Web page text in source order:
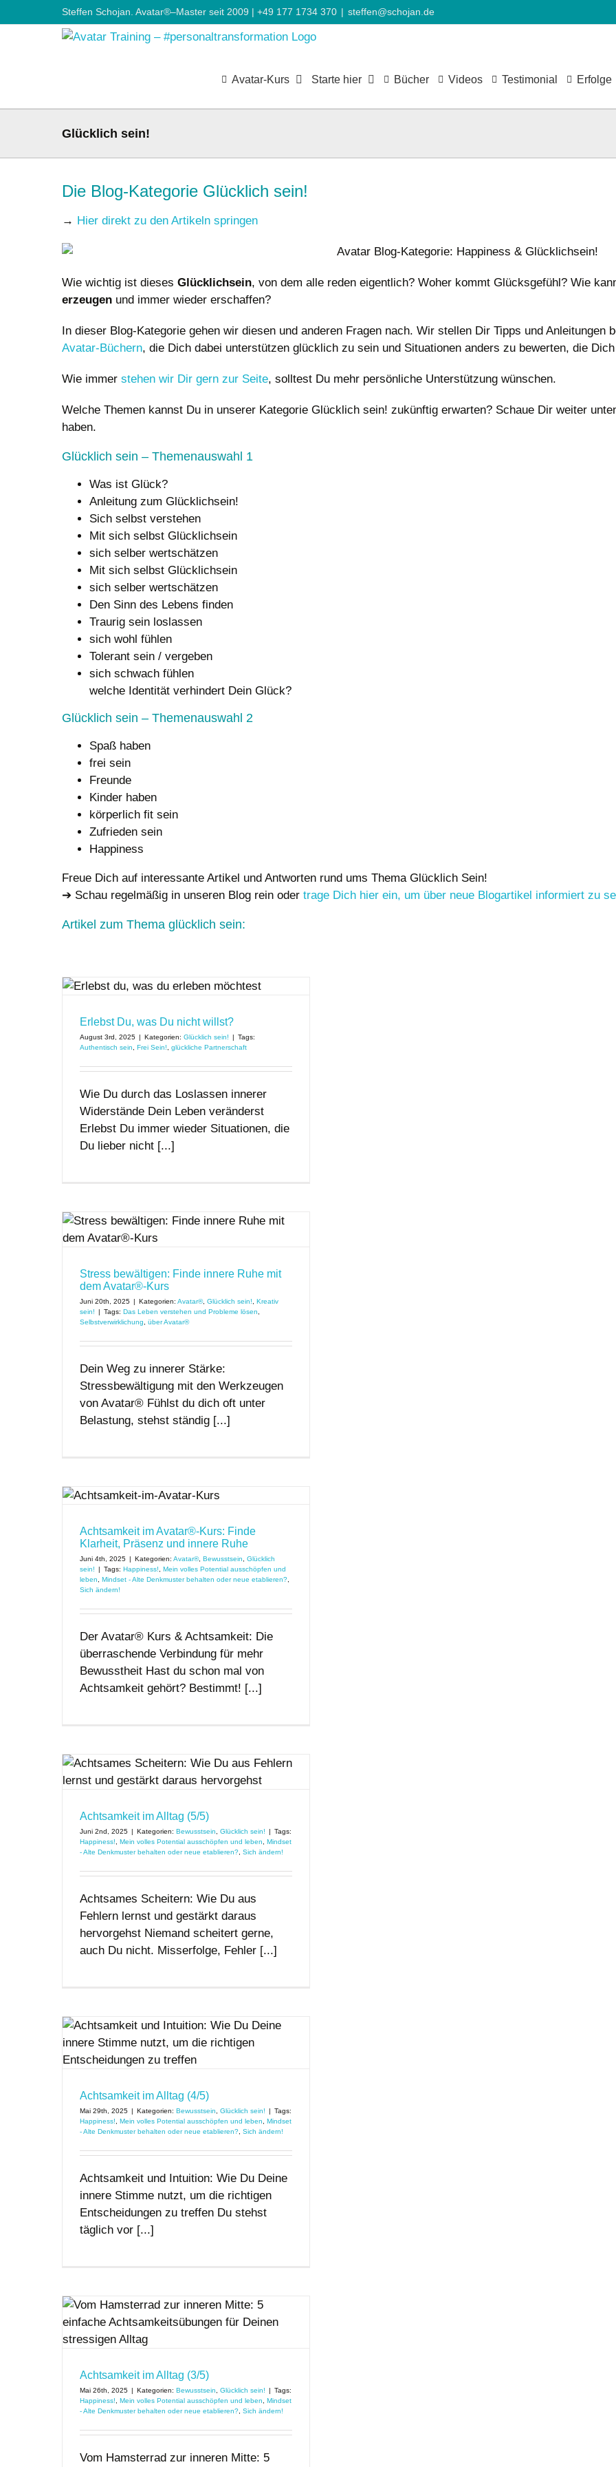
Inhalt
Steffen Schojan. Avatar®–Master seit 2009 | +49 177 1734 370 | steffen@schojan.de
Avatar-Kurs Starte hier Bücher Videos Testimonial Erfolge
Glücklich sein!
Die Blog-Kategorie Glücklich sein!
→ Hier direkt zu den Artikeln springen
Wie wichtig ist dieses Glücklichsein, von dem alle reden eigentlich? Woher kommt Glücksgefühl? Wie
erzeugen und immer wieder erschaffen?
In dieser Blog-Kategorie gehen wir diesen und anderen Fragen nach. Wir stellen Dir Tipps und Anleitungen
Avatar-Büchern, die Dich dabei unterstützen glücklich zu sein und Situationen anders zu bewerten, die
Wie immer stehen wir Dir gern zur Seite, solltest Du mehr persönliche Unterstützung wünschen.
Welche Themen kannst Du in unserer Kategorie Glücklich sein! zukünftig erwarten? Schaue Dir weiter
haben.
Glücklich sein – Themenauswahl 1
Was ist Glück?
Anleitung zum Glücklichsein!
Sich selbst verstehen
Mit sich selbst Glücklichsein
sich selber wertschätzen
Mit sich selbst Glücklichsein
sich selber wertschätzen
Den Sinn des Lebens finden
Traurig sein loslassen
sich wohl fühlen
Tolerant sein / vergeben
sich schwach fühlen
welche Identität verhindert Dein Glück?
Glücklich sein – Themenauswahl 2
Spaß haben
frei sein
Freunde
Kinder haben
körperlich fit sein
Zufrieden sein
Happiness
Freue Dich auf interessante Artikel und Antworten rund ums Thema Glücklich Sein!
➔ Schau regelmäßig in unseren Blog rein oder trage Dich hier ein, um über neue Blogartikel informiert zu
Artikel zum Thema glücklich sein:
Erlebst Du, was Du nicht willst?
August 3rd, 2025 | Kategorien: Glücklich sein! | Tags:
Authentisch sein
Frei Sein! glückliche Partnerschaft
Wie Du durch das Loslassen innerer
Widerstände Dein Leben veränderst
Erlebst Du immer wieder Situationen, die
Du lieber nicht [...]
Stress bewältigen: Finde innere Ruhe mit
dem Avatar®-Kurs
Juni 20th, 2025 | Kategorien: Avatar®, Glücklich sein!
Kreativ
sein! | Tags: Das Leben verstehen und Probleme lösen
Selbstverwirklichung
über Avatar®
Dein Weg zu innerer Stärke:
Stressbewältigung mit den Werkzeugen
von Avatar® Fühlst du dich oft unter
Belastung, stehst ständig [...]
Achtsamkeit im Avatar®-Kurs: Finde
Klarheit, Präsenz und innere Ruhe
Juni 4th, 2025 | Kategorien: Avatar®, Bewusstsein
Glücklich
sein! | Tags: Happiness!
Mein volles Potential ausschöpfen und
leben
Mindset - Alte Denkmuster behalten oder neue etablieren?
Sich ändern!
Der Avatar® Kurs & Achtsamkeit: Die
überraschende Verbindung für mehr
Bewusstheit Hast du schon mal von
Achtsamkeit gehört? Bestimmt! [...]
Achtsamkeit im Alltag (5/5)
Juni 2nd, 2025 | Kategorien: Bewusstsein Glücklich sein! | Tags:
Happiness!
Mein volles Potential ausschöpfen und leben
Mindset
- Alte Denkmuster behalten oder neue etablieren? Sich ändern!
Achtsames Scheitern: Wie Du aus
Fehlern lernst und gestärkt daraus
hervorgehst Niemand scheitert gerne,
auch Du nicht. Misserfolge, Fehler [...]
Achtsamkeit im Alltag (4/5)
Mai 29th, 2025 | Kategorien: Bewusstsein Glücklich sein! | Tags:
Happiness!
Mein volles Potential ausschöpfen und leben
Mindset
- Alte Denkmuster behalten oder neue etablieren? Sich ändern!
Achtsamkeit und Intuition: Wie Du Deine
innere Stimme nutzt, um die richtigen
Entscheidungen zu treffen Du stehst
täglich vor [...]
Achtsamkeit im Alltag (3/5)
Mai 26th, 2025 | Kategorien: Bewusstsein Glücklich sein! | Tags:
Happiness!
Mein volles Potential ausschöpfen und leben
Mindset
- Alte Denkmuster behalten oder neue etablieren? Sich ändern!
Vom Hamsterrad zur inneren Mitte: 5